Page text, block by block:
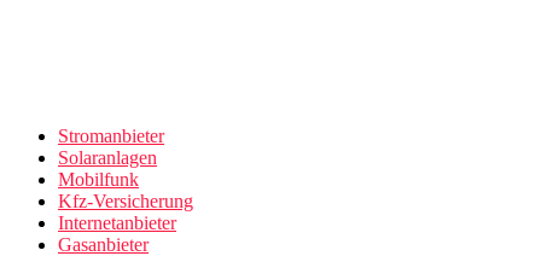
Stromanbieter
Solaranlagen
Mobilfunk
Kfz-Versicherung
Internetanbieter
Gasanbieter